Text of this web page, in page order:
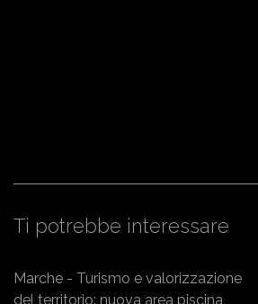
Ti potrebbe interessare
Marche - Turismo e valorizzazione
del territorio: nuova area piscina,